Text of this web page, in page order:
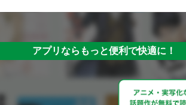
アプリならもっと便利で快適に！